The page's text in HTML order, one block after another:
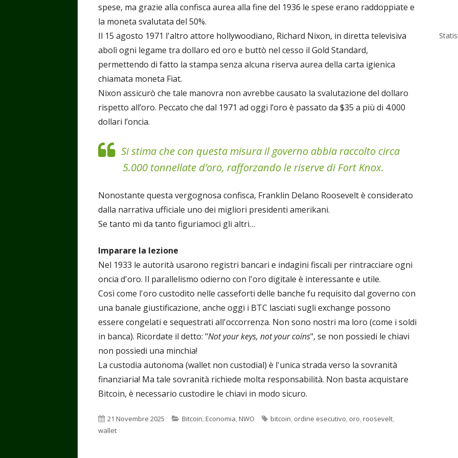
spese, ma grazie alla confisca aurea alla fine del 1936 le spese erano raddoppiate e
la moneta svalutata del 50%.
Il 15 agosto 1971 l'altro attore hollywoodiano, Richard Nixon, in diretta televisiva
abolì ogni legame tra dollaro ed oro e buttò nel cesso il Gold Standard,
permettendo di fatto la stampa senza alcuna riserva aurea della carta igienica
chiamata moneta Fiat.
Nixon assicurò che tale manovra non avrebbe causato la svalutazione del dollaro
rispetto all’oro. Peccato che dal 1971 ad oggi l’oro è passato da $35 a più di 4.000
dollari l’oncia.
Si stima che con questa misura il governo abbia raccolto circa
5.000 tonnellate d’oro, rafforzando le riserve di Fort Knox.
Nonostante questa vergognosa confisca, Franklin Delano Roosevelt è considerato
dalla narrativa ufficiale uno dei migliori presidenti amerikani.
Se tanto mi da tanto figuriamoci gli altri…
Imparare la lezione
Nel 1933 le autorità usarono registri bancari e indagini fiscali per rintracciare ogni
oncia d'oro. Il parallelismo odierno con l'oro digitale è interessante e utile.
Così come l'oro custodito nelle casseforti delle banche fu requisito dal governo con
una banale giustificazione, anche oggi i BTC lasciati sugli exchange possono
essere congelati e sequestrati all'occorrenza. Non sono nostri ma loro (come i soldi
in banca). Ricordate il detto: "Not your keys, not your coins", se non possiedi le chiavi
non possiedi una minchia!
La custodia autonoma (wallet non custodial) è l'unica strada verso la sovranità
finanziaria! Ma tale sovranità richiede molta responsabilità. Non basta acquistare
Bitcoin, è necessario custodire le chiavi in modo sicuro.
Pubblicato
21 Novembre 2025 Categorie
Bitcoin,Economia,NWO Tag
bitcoin, ordine esecutivo, oro,roosevelt,
wallet